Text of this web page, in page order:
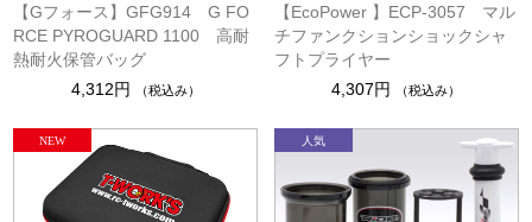
【Gフォース】GFG914 G FO
RCE PYROGUARD 1100 高耐
熱耐火保管バッグ
4,312円
（税込み）
【EcoPower 】ECP-3057 マル
チファンクションショックシャ
フトプライヤー
4,307円
（税込み）